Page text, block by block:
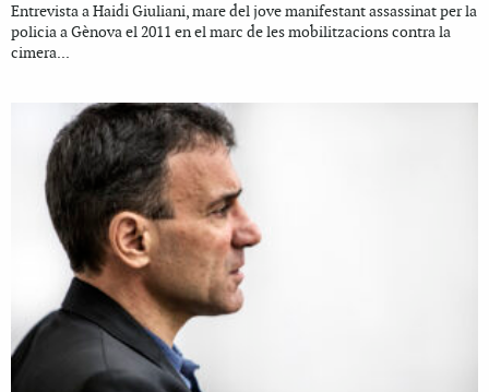
Entrevista a Haidi Giuliani, mare del jove manifestant assassinat per la
policia a Gènova el 2011 en el marc de les mobilitzacions contra la
cimera...